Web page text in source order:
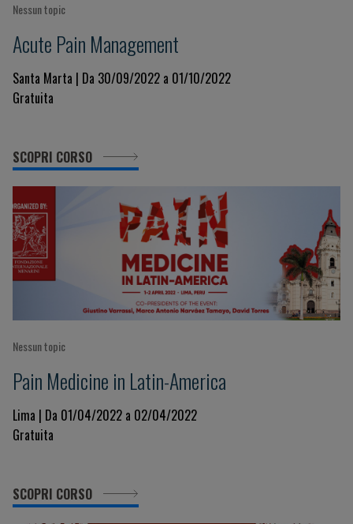
Nessun topic
Acute Pain Management
Santa Marta | Da 30/09/2022 a 01/10/2022
Gratuita
SCOPRI CORSO
Nessun topic
Pain Medicine in Latin-America
Lima | Da 01/04/2022 a 02/04/2022
Gratuita
SCOPRI CORSO